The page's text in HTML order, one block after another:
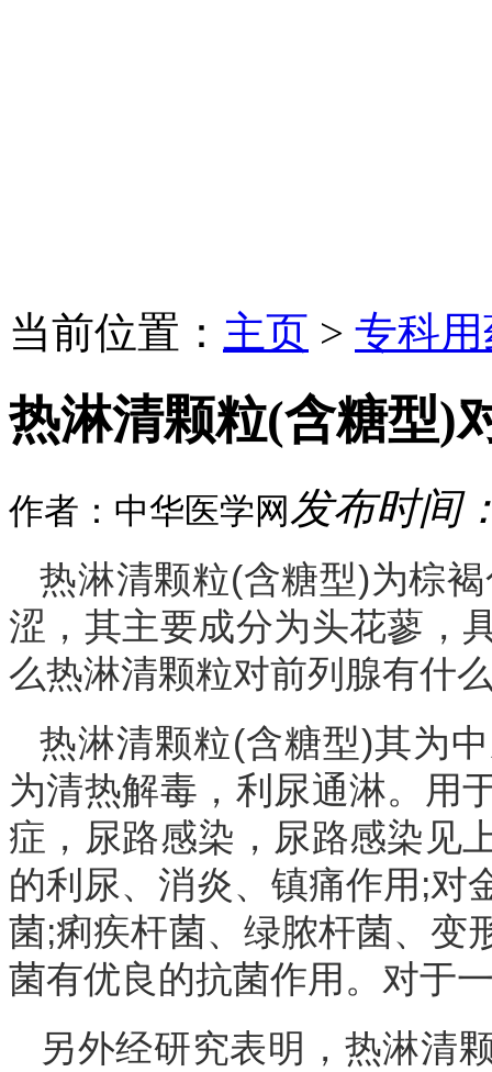
当前位置： 主页 > 专科
热淋清颗粒(含糖型)
作者：中华医学网发布时间
热淋清颗粒(含糖型)为棕
涩，其主要成分为头花蓼，
么热淋清颗粒对前列腺有什
热淋清颗粒(含糖型)其为
为清热解毒，利尿通淋。用
症，尿路感染，尿路感染见
的利尿、消炎、镇痛作用;对
菌;痢疾杆菌、绿脓杆菌、变
菌有优良的抗菌作用。对于
另外经研究表明，热淋清